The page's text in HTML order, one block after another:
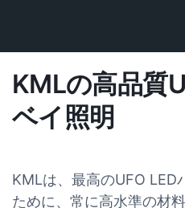
KMLの高品質
ベイ照明
KMLは、最高のUFO LED
ために、常に高水準の材